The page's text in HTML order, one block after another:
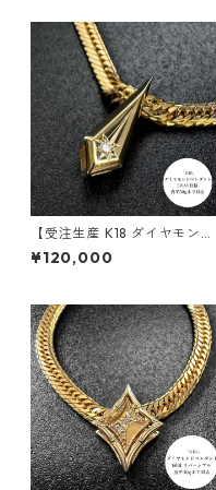
【受注生産 K18 ダイヤモンド
ペンダント ｜ランスエッジ ｜
50g喜平まで対応 2WAY｜cus
¥120,000